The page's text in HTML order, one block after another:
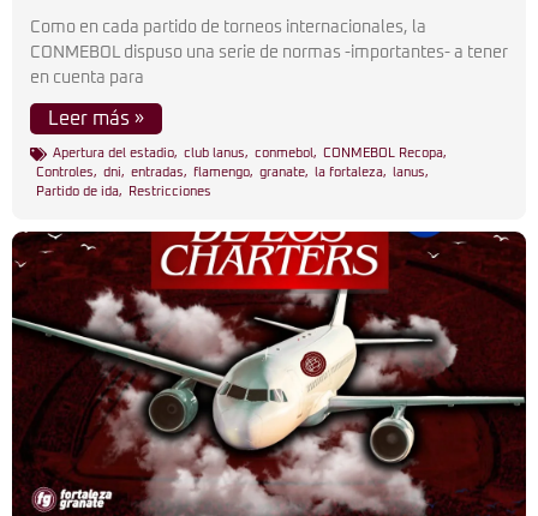
Como en cada partido de torneos internacionales, la
CONMEBOL dispuso una serie de normas -importantes- a tener
en cuenta para
Leer más »
Apertura del estadio, club lanus, conmebol , CONMEBOL Recopa,
Controles, dni, entradas, flamengo, granate, la fortaleza, lanus,
Partido de ida, Restricciones